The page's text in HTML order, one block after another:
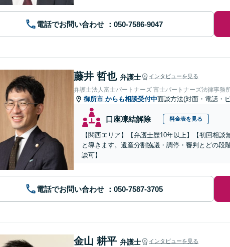
電話でお問い合わせ
藤井 哲也 弁護士 インタビューを見る
弁護士法人富士パートナーズ 富士パートナーズ法律事務
御所市 からも相談受付中面談方法(対面・電話・
口座凍結解除 料金表を見る
【関西エリア】【弁護士歴10年以上】【初回相
と導きます。遺産分割協議・調停・審判とどの段
談可】
電話でお問い合わせ
金山 耕平 弁護士 インタビューを見る